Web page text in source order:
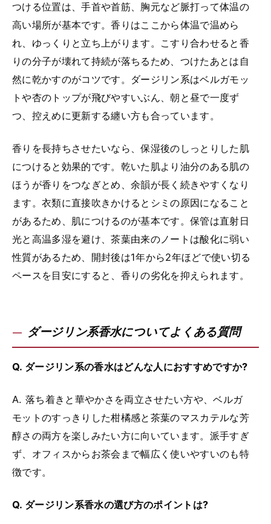
つける位置は、手首や首筋、胸元など脈打って体温の
高い場所が基本です。香りはここから体温で温めら
れ、ゆっくりと立ち上がります。こすり合わせると香
りの分子が壊れて持続が落ちるため、つけたあとは自
然に乾かすのがコツです。ダージリン系はベルガモッ
トや杏のトップが飛びやすいぶん、朝と昼で一度ず
つ、控えめに更新する纏い方も合っています。
香りを長持ちさせたいなら、保湿後のしっとりした肌
につけると効果的です。乾いた肌より油分のある肌の
ほうが香りをつなぎとめ、余韻が長く続きやすくなり
ます。衣類に直接吹きかけるとシミの原因になること
があるため、肌につけるのが基本です。保管は直射日
光と高温多湿を避け、茶葉由来のノートは酸化に弱い
性質があるため、開封後は1年から2年ほどで使い切る
ペースを目安にすると、香りの劣化を抑えられます。
ダージリン系香水についてよくある質問
Q. ダージリン系の香水はどんな人におすすめですか?
A. 落ち着きと華やかさを両立させたい方や、ベルガ
モットのすっきりした柑橘感と茶葉のマスカテルな芳
醇さの両方を楽しみたい方に向いています。派手すぎ
ず、オフィスからお茶会まで幅広く使いやすいのも特
徴です。
Q. ダージリン系香水の選び方のポイントは?